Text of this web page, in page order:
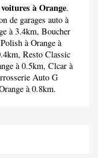
à Orange.
de garages auto à
à 3.4km, Boucher
à Orange à
Resto Classic
à 0.5km, Clcar à
Auto G
à 0.8km.